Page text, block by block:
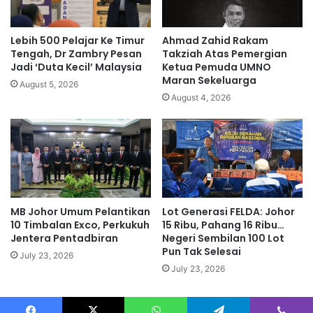
p
u
n
k
a
a
r
h
Lebih 500 Pelajar Ke Timur
Tengah, Dr Zambry Pesan
Jadi ‘Duta Kecil’ Malaysia
August 5, 2026
Ahmad Zahid Rakam
Takziah Atas Pemergian
Ketua Pemuda UMNO
Maran Sekeluarga
August 4, 2026
MB Johor Umum Pelantikan
10 Timbalan Exco, Perkukuh
Jentera Pentadbiran
July 23, 2026
Lot Generasi FELDA: Johor
15 Ribu, Pahang 16 Ribu…
Negeri Sembilan 100 Lot
Pun Tak Selesai
July 23, 2026